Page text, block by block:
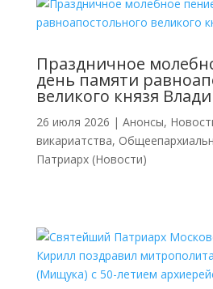
Праздничное
день памяти
великого князя
26 июля 2026 | Анонсы,
викариатства,
Патриарх (Новости)